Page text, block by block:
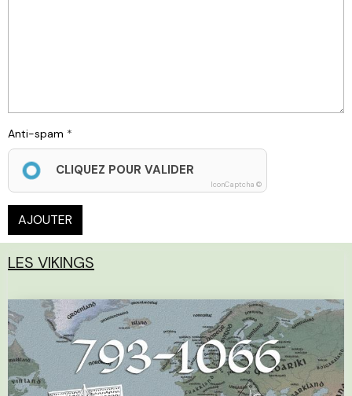
Anti-spam
CLIQUEZ POUR VALIDER
IconCaptcha ©
AJOUTER
LES VIKINGS